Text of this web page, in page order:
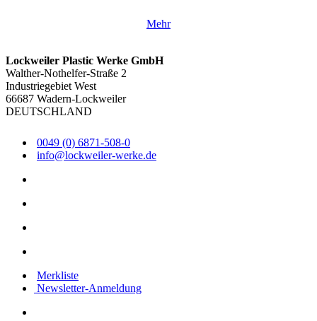
Mehr
Lockweiler Plastic Werke GmbH
Walther-Nothelfer-Straße 2
Industriegebiet West
66687 Wadern-Lockweiler
DEUTSCHLAND
0049 (0) 6871-508-0
info@lockweiler-werke.de
Merkliste
Newsletter-Anmeldung